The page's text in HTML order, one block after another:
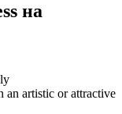
на
an artistic or attractive